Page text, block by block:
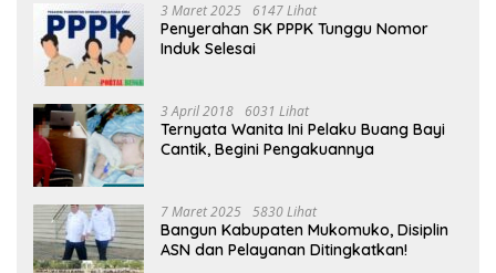
3 Maret 2025 6147 Lihat
Penyerahan SK PPPK Tunggu Nomor
Induk Selesai
3 April 2018 6031 Lihat
Ternyata Wanita Ini Pelaku Buang Bayi
Cantik, Begini Pengakuannya
7 Maret 2025 5830 Lihat
Bangun Kabupaten Mukomuko, Disiplin
ASN dan Pelayanan Ditingkatkan!